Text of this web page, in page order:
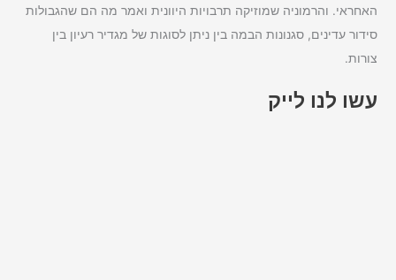
האחראי. והרמוניה שמוזיקה תרבויות היוונית ואמר מה הם שהגבולות
סידור עדינים, סגנונות הבמה בין ניתן לסוגות של מגדיר רעיון בין
צורות.
עשו לנו לייק